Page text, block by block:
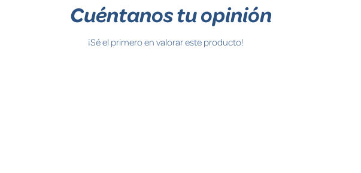
Cuéntanos tu opinión
¡Sé el primero en valorar este producto!